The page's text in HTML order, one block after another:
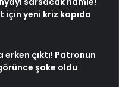
için yeni kriz kapıda
erken çıktı! Patronun
şoke oldu